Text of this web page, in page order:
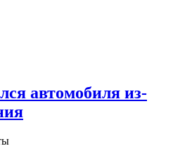
автомобиля из-